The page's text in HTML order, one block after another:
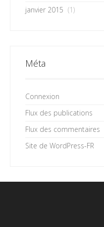
janvier 2015 (1)
Méta
Connexion
Flux des publications
Flux des commentaires
Site de WordPress-FR